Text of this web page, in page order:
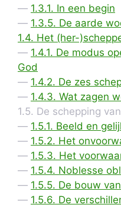
1.3.1. In een begin
1.3.5. De aarde
1.4. Het (her-
1.4.1. De modus
God
1.4.2. De zes
1.4.3. Wat zagen
1.5. De schepping
1.5.1. Beeld en
1.5.2. Het
1.5.3. Het
1.5.4. Noblesse
1.5.5. De bouw
1.5.6. De